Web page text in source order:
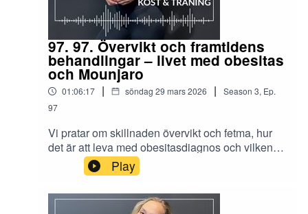
97. 97. Övervikt och framtidens
behandlingar – livet med obesitas
och Mounjaro
01:06:17 | söndag 29 mars 2026 | Season 3, Ep.
97
Vi pratar om skillnaden övervikt och fetma, hur
det är att leva med obesitasdiagnos och vilken
roll läkemedel som Mounjaro kan spela i en
större livsstilsresa. Med sjuksköterskan Elin
Forsblom aktuell med fetfakta.För fler avsnitt följ
oss på www.sporthalsa.se eller instragram
Play